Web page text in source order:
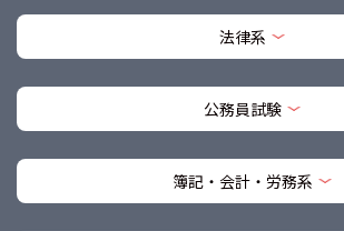
法律系
公務員試験
簿記・会計・労務系